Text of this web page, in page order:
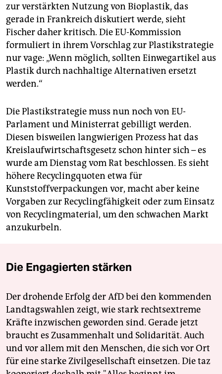
zur verstärkten Nutzung von Bioplastik, das
gerade in Frankreich diskutiert werde, sieht
Fischer daher kritisch. Die EU-Kommission
formuliert in ihrem Vorschlag zur Plastikstrategie
nur vage: „Wenn möglich, sollten Einwegartikel aus
Plastik durch nachhaltige Alternativen ersetzt
werden.“
Die Plastikstrategie muss nun noch von EU-
Parlament und Ministerrat gebilligt werden.
Diesen bisweilen langwierigen Prozess hat das
Kreislaufwirtschaftsgesetz schon hinter sich – es
wurde am Dienstag vom Rat beschlossen. Es sieht
höhere Recyclingquoten etwa für
Kunststoffverpackungen vor, macht aber keine
Vorgaben zur Recyclingfähigkeit oder zum Einsatz
von Recyclingmaterial, um den schwachen Markt
anzukurbeln.
Die Engagierten stärken
Der drohende Erfolg der AfD bei den kommenden
Landtagswahlen zeigt, wie stark rechtsextreme
Kräfte inzwischen geworden sind. Gerade jetzt
braucht es Zusammenhalt und Solidarität. Auch
und vor allem mit den Menschen, die sich vor Ort
für eine starke Zivilgesellschaft einsetzen. Die taz